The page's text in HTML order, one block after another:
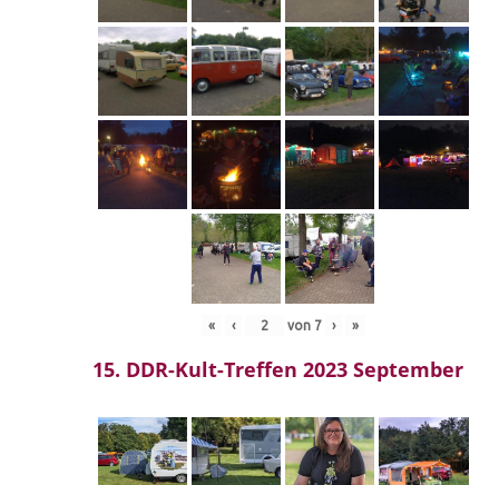
« ‹ von 7 › »
15. DDR-Kult-Treffen 2023 September